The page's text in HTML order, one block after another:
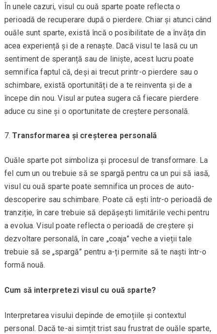
În unele cazuri, visul cu ouă sparte poate reflecta o
perioadă de recuperare după o pierdere. Chiar și atunci când
ouăle sunt sparte, există încă o posibilitate de a învăța din
acea experiență și de a renaște. Dacă visul te lasă cu un
sentiment de speranță sau de liniște, acest lucru poate
semnifica faptul că, deși ai trecut printr-o pierdere sau o
schimbare, există oportunități de a te reinventa și de a
începe din nou. Visul ar putea sugera că fiecare pierdere
aduce cu sine și o oportunitate de creștere personală.
Transformarea și creșterea personală
Ouăle sparte pot simboliza și procesul de transformare. La
fel cum un ou trebuie să se spargă pentru ca un pui să iasă,
visul cu ouă sparte poate semnifica un proces de auto-
descoperire sau schimbare. Poate că ești într-o perioadă de
tranziție, în care trebuie să depășești limitările vechi pentru
a evolua. Visul poate reflecta o perioadă de creștere și
dezvoltare personală, în care „coaja” veche a vieții tale
trebuie să se „spargă” pentru a-ți permite să te naști într-o
formă nouă.
Cum să interpretezi visul cu ouă sparte?
Interpretarea visului depinde de emoțiile și contextul
personal. Dacă te-ai simțit trist sau frustrat de ouăle sparte,